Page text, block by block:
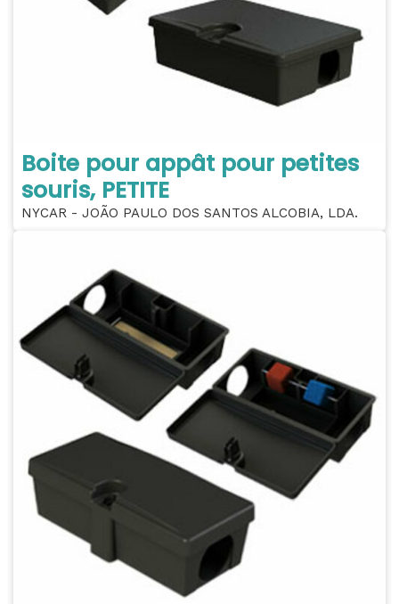
Boite pour appât pour petites
souris, PETITE
NYCAR - JOÃO PAULO DOS SANTOS ALCOBIA, LDA.